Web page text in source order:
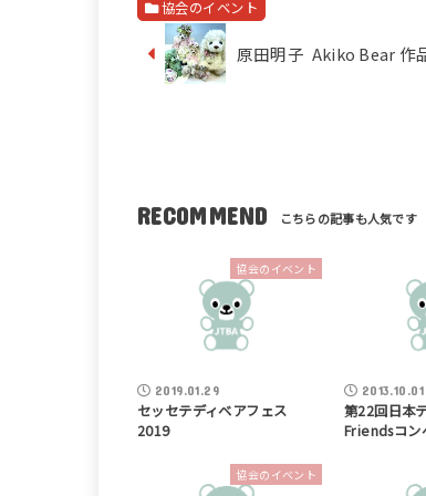
協会のイベント
原田明子 Akiko Bear 作
RECOMMEND
協会のイベント
2019.01.29
セッセテディベアフェス
2019
2013.10.01
第22回日本
Friendsコン
協会のイベント